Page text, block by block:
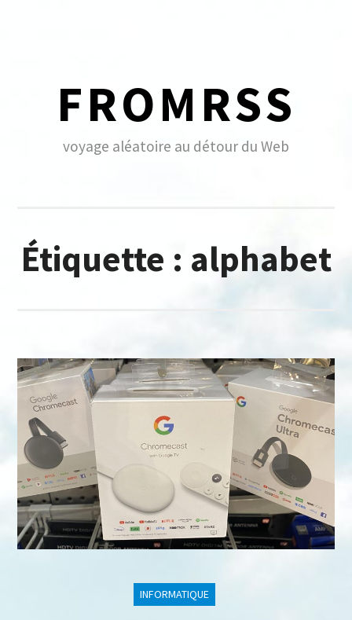
FROMRSS
voyage aléatoire au détour du Web
Étiquette : alphabet
INFORMATIQUE